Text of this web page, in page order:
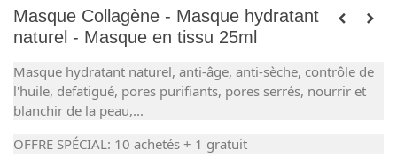
Masque Collagène - Masque hydratant
naturel - Masque en tissu 25ml
Masque hydratant naturel, anti-âge, anti-sèche, contrôle de
l'huile, defatigué, pores purifiants, pores serrés, nourrir et
blanchir de la peau,...
OFFRE SPÉCIAL: 10 achetés + 1 gratuit